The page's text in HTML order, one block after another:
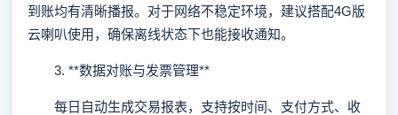
到账均有清晰播报。对于网络不稳定环境，建议搭配4G版
云喇叭使用，确保离线状态下也能接收通知。
3. **数据对账与发票管理**
每日自动生成交易报表，支持按时间、支付方式、收